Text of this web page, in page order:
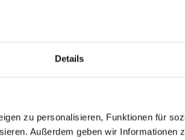
Details
zu personalisieren, Funktionen für
Außerdem geben wir Informationen
In- und
die
Freien,
und